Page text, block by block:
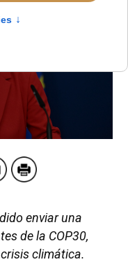
enviar una
de la COP30,
climática.